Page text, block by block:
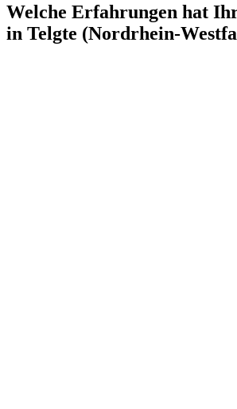
Welche Erfahrungen hat
in Telgte (Nordrhein-